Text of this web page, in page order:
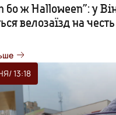
бо ж Halloween”: у
велозаїзд на
/ 13:18